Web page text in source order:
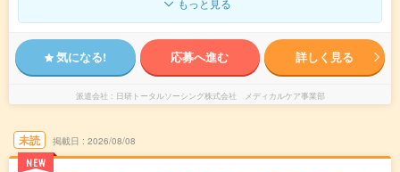
もっと見る
気になる! 応募へ進む 詳しく見る
派遣会社 日研トータルソーシング株式会社 メディカルケア事業部
未読
NEW
掲載日 2026/08/08